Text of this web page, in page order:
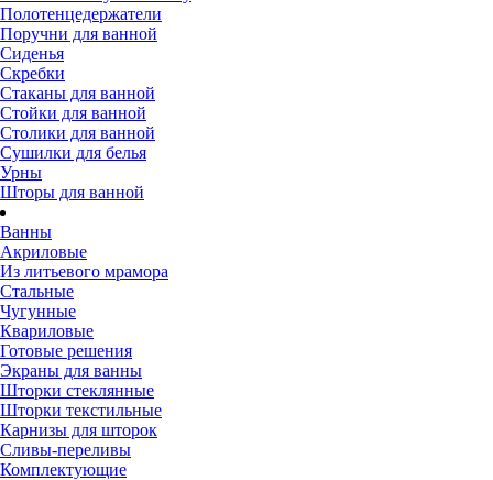
Полотенцедержатели
Поручни для ванной
Сиденья
Скребки
Стаканы для ванной
Стойки для ванной
Столики для ванной
Сушилки для белья
Урны
Шторы для ванной
Ванны
Акриловые
Из литьевого мрамора
Стальные
Чугунные
Квариловые
Готовые решения
Экраны для ванны
Шторки стеклянные
Шторки текстильные
Карнизы для шторок
Сливы-переливы
Комплектующие